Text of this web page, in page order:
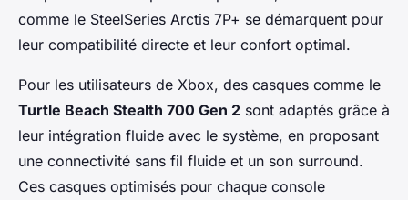
comme le SteelSeries Arctis 7P+ se démarquent pour
leur compatibilité directe et leur confort optimal.
Pour les utilisateurs de Xbox, des casques comme le
Turtle Beach Stealth 700 Gen 2 sont adaptés grâce à
leur intégration fluide avec le système, en proposant
une connectivité sans fil fluide et un son surround.
Ces casques optimisés pour chaque console